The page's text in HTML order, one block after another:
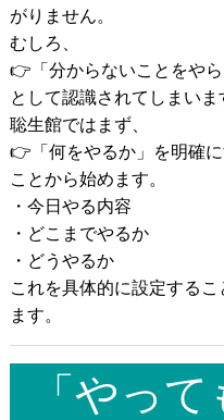
がりません。
むしろ、
👉「分からないことをやら
として認識されてしまいま
聡生館ではまず、
👉「何をやるか」を明確に
ことから始めます。
・今日やる内容
・どこまでやるか
・どうやるか
これを具体的に設定する
ます。
「やっ